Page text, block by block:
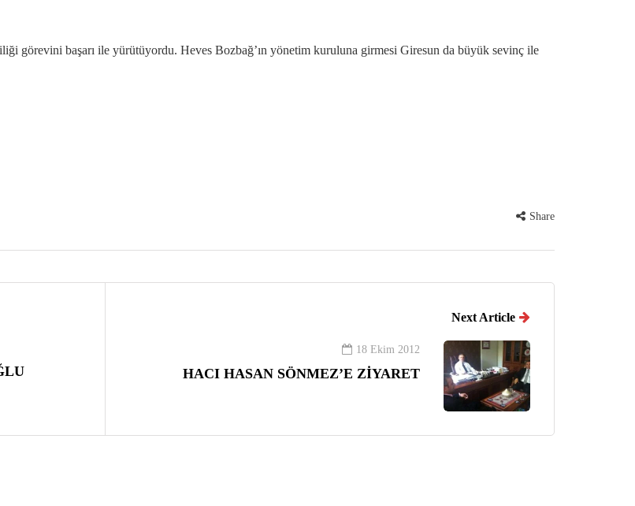
görevini başarı ile yürütüyordu. Heves Bozbağ’ın yönetim kuruluna girmesi Giresun da büyük sevinç ile
Share
Next Article
18 Ekim 2012
HACI HASAN SÖNMEZ’E ZİYARET